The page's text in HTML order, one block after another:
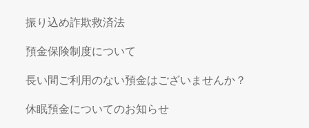
振り込め詐欺救済法
預金保険制度について
長い間ご利用のない預金はございませんか？
休眠預金についてのお知らせ